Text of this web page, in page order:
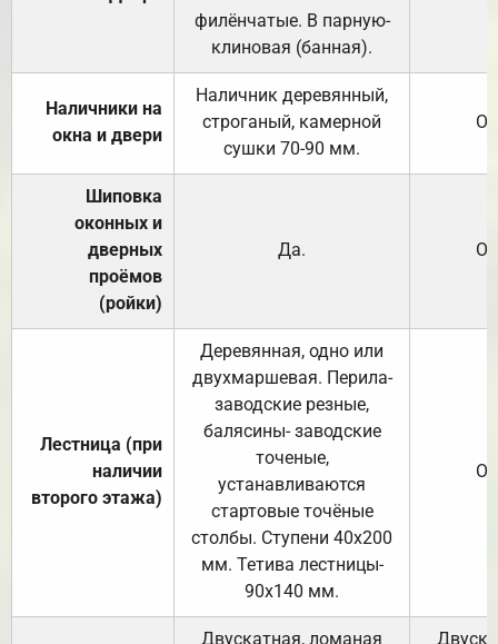
филёнчатые. В парную-
клиновая (банная).
Наличники на
окна и двери
Наличник деревянный,
строганый, камерной
сушки 70-90 мм.
Шиповка
оконных и
дверных
проёмов
(ройки)
Да.
Лестница (при
наличии
второго этажа)
Деревянная, одно или
двухмаршевая. Перила-
заводские резные,
балясины- заводские
точеные,
устанавливаются
стартовые точёные
столбы. Ступени 40х200
мм. Тетива лестницы-
90х140 мм.
Двускатная, ломаная